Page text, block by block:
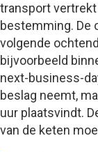
transport
bestemming. De
volgende
bijvoorbeeld
next-business-
beslag neemt,
uur plaatsvindt.
van de keten